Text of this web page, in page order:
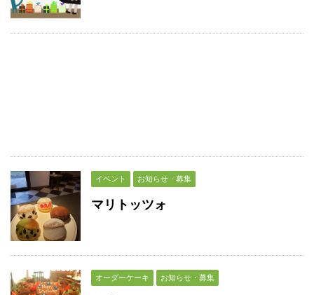
イベント お知らせ・募集
マリトッツォ
オーダーケーキ お知らせ・募集